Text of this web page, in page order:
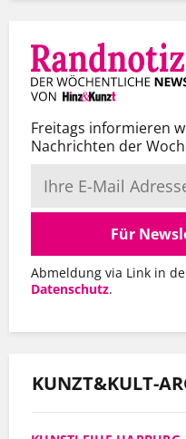
Freitags informieren
Nachrichten der
Für
Abmeldung via Link in
Datenschutz.
KUNZT&KULT-